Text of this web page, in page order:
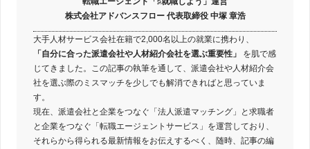
株式会社アドバンスフロー 代表取締役 中塚 章浩
大手人材サービス会社在籍で2,000名以上の就業に携わり、
「自分に合った派遣会社や人材紹介会社を選ぶ重要性」
を肌で感
じてきました。この記事の執筆を通して、派遣会社や人材紹介会
社を選ぶ際のミスマッチを少しでも解消できればと思っていま
す。
現在、派遣会社と企業をつなぐ「法人派遣マッチング」と求職者
と企業をつなぐ「転職エージェントサービス」を運営しており、
それらから得られる最新情報をお伝えするべく、随時、記事の編